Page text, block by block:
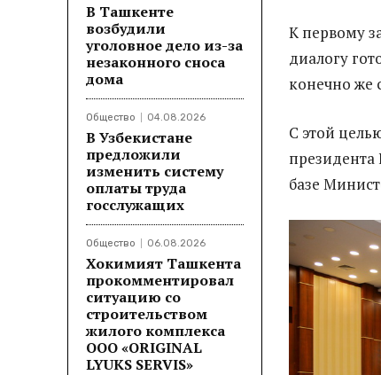
В Ташкенте
возбудили
уголовное дело из-за
незаконного сноса
дома
Общество 04.08.2026
В Узбекистане
предложили
изменить систему
оплаты труда
госслужащих
Общество 06.08.2026
Хокимият Ташкента
прокомментировал
ситуацию со
строительством
жилого комплекса
ООО «ORIGINAL
LYUKS SERVIS»
К первому
диалогу
конечно же
С этой
базе